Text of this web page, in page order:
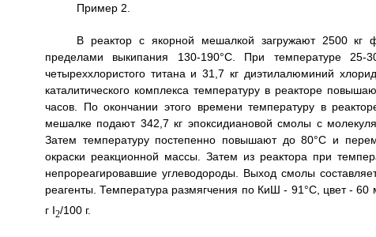
Пример 2.
В реактор с якорной мешалкой загружают 2500 кг
пределами выкипания 130-190°С. При температуре
четыреххлористого титана и 31,7 кг диэтилалюминий
каталитического комплекса температуру в реакторе
часов. По окончании этого времени температуру в
мешалке подают 342,7 кг эпоксидиановой смолы с
Затем температуру постепенно повышают до 80°С и
окраски реакционной массы. Затем из реактора при
непрореагировавшие углеводороды. Выход смолы
реагенты. Температура размягчения по КиШ - 91°С, цвет - 60
г I2/100 г.